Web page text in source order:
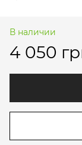
В наличии
4 050